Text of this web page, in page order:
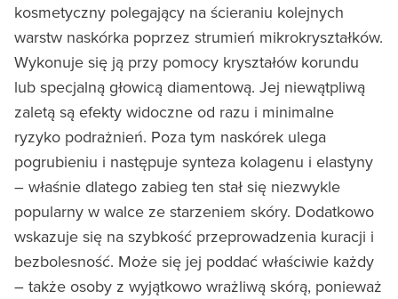
kosmetyczny polegający na ścieraniu kolejnych
warstw naskórka poprzez strumień mikrokryształków.
Wykonuje się ją przy pomocy kryształów korundu
lub specjalną głowicą diamentową. Jej niewątpliwą
zaletą są efekty widoczne od razu i minimalne
ryzyko podrażnień. Poza tym naskórek ulega
pogrubieniu i następuje synteza kolagenu i elastyny
– właśnie dlatego zabieg ten stał się niezwykle
popularny w walce ze starzeniem skóry. Dodatkowo
wskazuje się na szybkość przeprowadzenia kuracji i
bezbolesność. Może się jej poddać właściwie każdy
– także osoby z wyjątkowo wrażliwą skórą, ponieważ